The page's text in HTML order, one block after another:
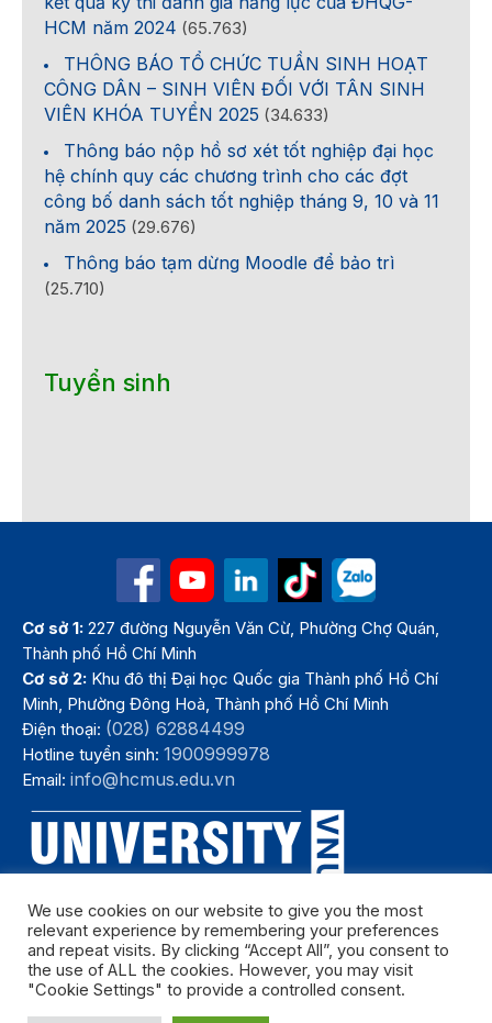
HCM năm 2024 (65.763)
THÔNG BÁO TỔ CHỨC TUẦN SINH HOẠT
CÔNG DÂN – SINH VIÊN ĐỐI VỚI TÂN SINH
VIÊN KHÓA TUYỂN 2025 (34.633)
Thông báo nộp hồ sơ xét tốt nghiệp đại học
hệ chính quy các chương trình cho các đợt
công bố danh sách tốt nghiệp tháng 9, 10 và 11
năm 2025 (29.676)
Thông báo tạm dừng Moodle để bảo trì
(25.710)
Tuyển sinh
Cơ sở 1: 227 đường Nguyễn Văn Cừ, Phường Chợ Quán,
Thành phố Hồ Chí Minh
Cơ sở 2: Khu đô thị Đại học Quốc gia Thành phố Hồ Chí
Minh, Phường Đông Hoà, Thành phố Hồ Chí Minh
Điện thoại: (028) 62884499
Hotline tuyển sinh:1900999978
Email:info@hcmus.edu.vn
We use cookies on our website to give you the most
relevant experience by remembering your preferences
and repeat visits. By clicking “Accept All”, you consent to
the use of ALL the cookies. However, you may visit
"Cookie Settings" to provide a controlled consent.